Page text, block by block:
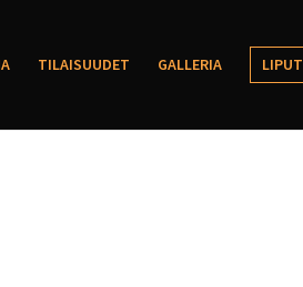
TILAISUUDET GALLERIA LIPUT